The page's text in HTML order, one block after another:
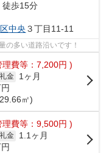
徒歩15分
中央 ３丁目11-11
多い道路沿いです！
理費等：7,200円 )
礼金 1ヶ月
㎡)
理費等：9,500円 )
礼金 1.1ヶ月